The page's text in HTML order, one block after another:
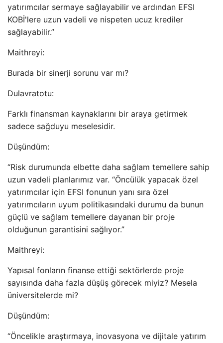
yatırımcılar sermaye sağlayabilir ve ardından EFSI
KOBİ'lere uzun vadeli ve nispeten ucuz krediler
sağlayabilir.”
Maithreyi:
Burada bir sinerji sorunu var mı?
Dulavratotu:
Farklı finansman kaynaklarını bir araya getirmek
sadece sağduyu meselesidir.
Düşündüm:
“Risk durumunda elbette daha sağlam temellere sahip
uzun vadeli planlarımız var. “Öncülük yapacak özel
yatırımcılar için EFSI fonunun yanı sıra özel
yatırımcıların uyum politikasındaki durumu da bunun
güçlü ve sağlam temellere dayanan bir proje
olduğunun garantisini sağlıyor.”
Maithreyi:
Yapısal fonların finanse ettiği sektörlerde proje
sayısında daha fazla düşüş görecek miyiz? Mesela
üniversitelerde mi?
Düşündüm:
“Öncelikle araştırmaya, inovasyona ve dijitale yatırım